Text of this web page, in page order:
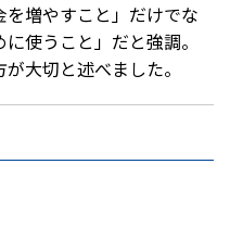
増やすこと」だけでな
使うこと」だと強調。
大切と述べました。